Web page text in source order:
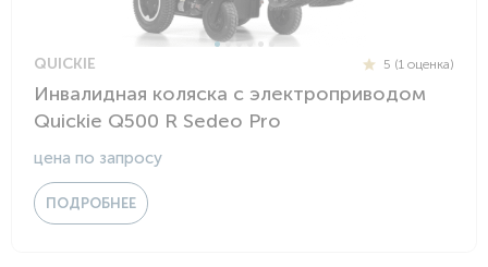
QUICKIE 5 (1 оценка)
Инвалидная коляска с электроприводом
Quickie Q500 R Sedeo Pro
цена по запросу
ПОДРОБНЕЕ